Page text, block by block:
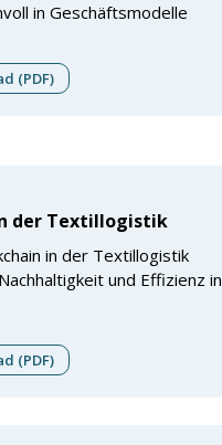
in Geschäftsmodelle
(PDF)
der Textillogistik
in der Textillogistik
und Effizienz in
(PDF)